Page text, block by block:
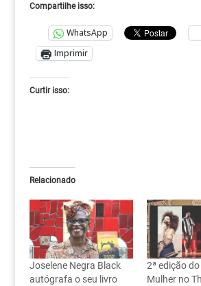
Compartilhe isso:
WhatsApp
Imprimir
Curtir isso:
Relacionado
Joselene Negra Black
autógrafa o seu livro
2ª edição do
Mulher no